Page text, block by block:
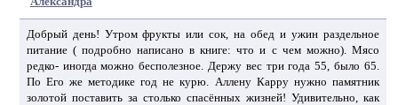
Добрый день! Утром фрукты или сок, на обед и ужин раздельное
питание ( подробно написано в книге: что и с чем можно). Мясо
редко- иногда можно бесполезное. Держу вес три года 55, было 65.
По Его же методике год не курю. Аллену Карру нужно памятник
золотой поставить за столько спасённых жизней! Удивительно, как